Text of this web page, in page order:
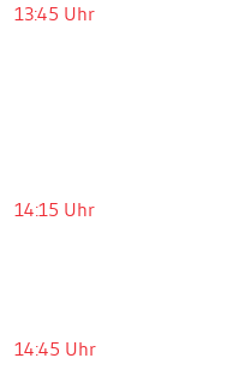
13:45 Uhr
14:15 Uhr
14:45 Uhr